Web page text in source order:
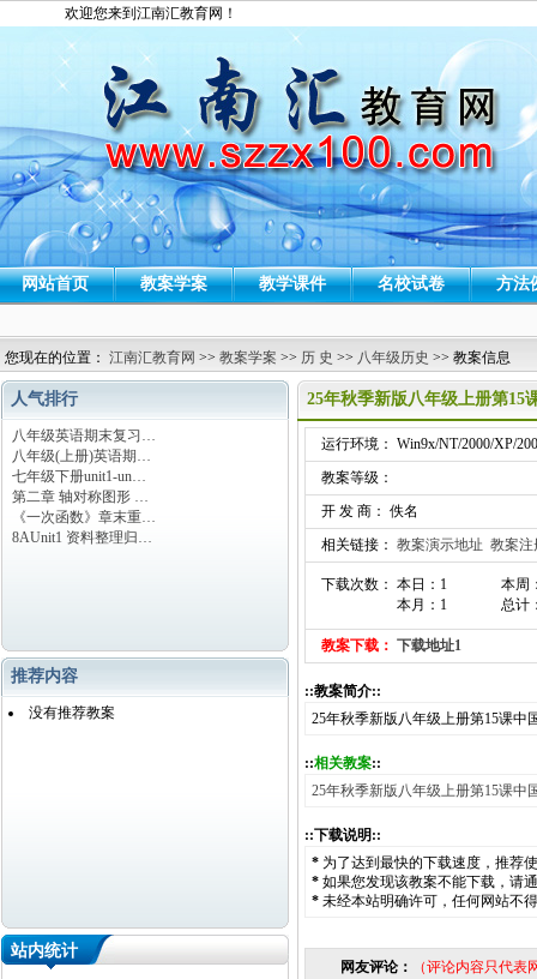
欢迎您来到江南汇教育网！
网站首页 教案学案 教学课件 名校试卷 方法
您现在的位置： 江南汇教育网 >> 教案学案 >> 历 史 >> 八年级历史 >> 教案信息
人气排行
八年级英语期末复习…
八年级(上册)英语期…
七年级下册unit1-un…
第二章 轴对称图形 …
《一次函数》章末重…
8AUnit1 资料整理归…
推荐内容
没有推荐教案
站内统计
25年秋季新版八年级上册第15
运行环境： Win9x/NT/2000/XP/
教案等级：
开 发 商： 佚名
相关链接： 教案演示地址 教案注
下载次数： 本日：1
本月：1
本周
总计
教案下载： 下载地址1
::教案简介::
25年秋季新版八年级上册第15课中
::相关教案::
25年秋季新版八年级上册第15课
::下载说明::
* 为了达到最快的下载速度，推荐
* 如果您发现该教案不能下载，请
* 未经本站明确许可，任何网站不
网友评论： （评论内容只代